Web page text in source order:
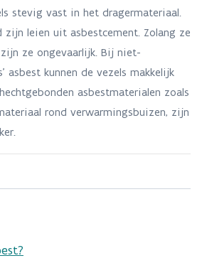
stevig vast in het dragermateriaal.
zijn leien uit asbestcement. Zolang ze
ze ongevaarlijk. Bij niet-
asbest kunnen de vezels makkelijk
asbestmaterialen zoals
rond verwarmingsbuizen, zijn